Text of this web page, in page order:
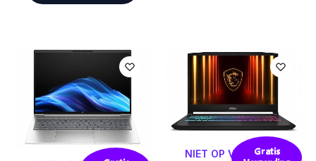
Gratis
NIET OP VOORRAAD